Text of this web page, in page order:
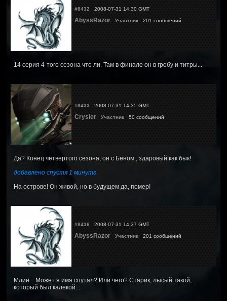
#8432 2008-07-31 14:30 GMT
AbyssRazor Участник 201 сообщений
14 серия 4-того сезона что ли. Там в финале он в гробу и титры...
#8433 2008-07-31 14:35 GMT
Crysler Участник 50 сообщений
Да? Конец четвертого сезона, он с Беном , здаровый как бык!
добавлено спустя 1 минута
На острове! Он живой, но в будущем да, помер!
#8436 2008-07-31 14:37 GMT
AbyssRazor Участник 201 сообщений
Млин... Может я имя спутал? Или чего? Старик, лысый такой,
который был калекой...